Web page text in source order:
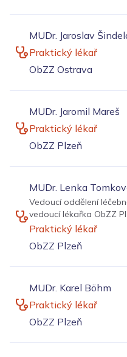
MUDr. Jaroslav
Praktický lékař
ObZZ Ostrava
MUDr. Jaromil Mareš
Praktický lékař
ObZZ Plzeň
MUDr. Lenka
Vedoucí oddělení
vedoucí lékařka ObZZ
Praktický lékař
ObZZ Plzeň
MUDr. Karel Böhm
Praktický lékař
ObZZ Plzeň